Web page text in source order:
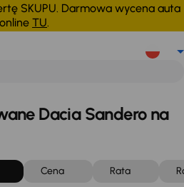
SKUPU. Darmowa wycena auta
online TU.
wszystko
Dacia Sandero na
Cena Rata